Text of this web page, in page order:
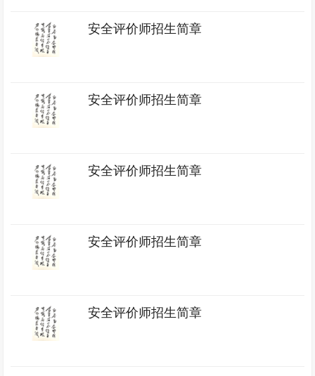
安全评价师招生简章
安全评价师招生简章
安全评价师招生简章
安全评价师招生简章
安全评价师招生简章